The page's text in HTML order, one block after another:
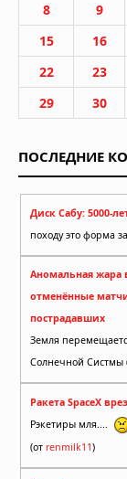
8
9
15
16
22
23
29
30
ПОСЛЕДНИЕ
Диск Сабу: 5000-
походу это форма
Аномальная
отменённые
пострадавших
Земля
Солнечной Систмы
Ракета SpaceX
Рэкетиры мля....
(от renmilk11)